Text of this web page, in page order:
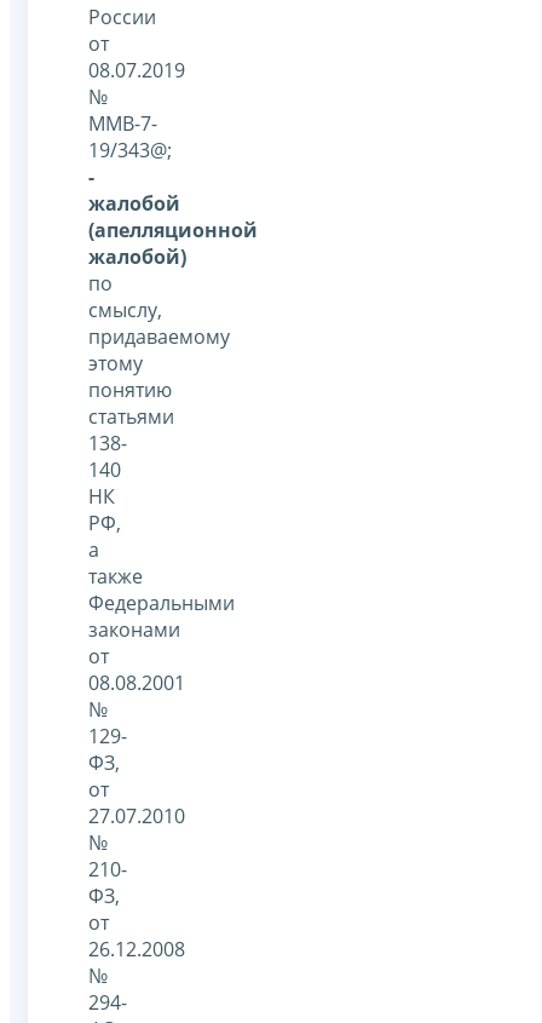
России
от
08.07.2019
№
ММВ-7-
19/343@;
-
жалобой
(апелляционной
жалобой)
по
смыслу,
придаваемому
этому
понятию
статьями
138-
140
НК
РФ,
а
также
Федеральными
законами
от
08.08.2001
№
129-
ФЗ,
от
27.07.2010
№
210-
ФЗ,
от
26.12.2008
№
294-